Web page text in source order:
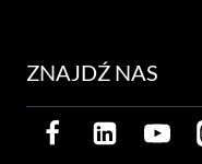
ZNAJDŹ NAS